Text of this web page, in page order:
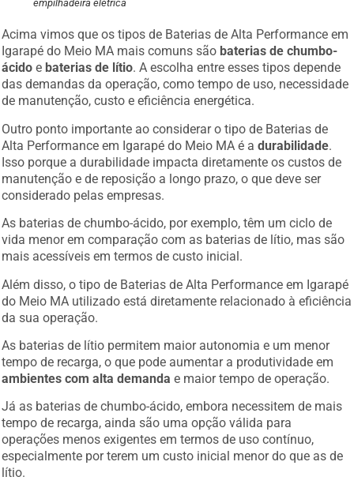
Acima vimos que os tipos de Baterias de Alta Performance em
Igarapé do Meio MA mais comuns são baterias de chumbo-
ácido e baterias de lítio . A escolha entre esses tipos depende
das demandas da operação, como tempo de uso, necessidade
de manutenção, custo e eficiência energética.
Outro ponto importante ao considerar o tipo de Baterias de
Alta Performance em Igarapé do Meio MA é adurabilidade
Isso porque a durabilidade impacta diretamente os custos de
manutenção e de reposição a longo prazo, o que deve ser
considerado pelas empresas.
As baterias de chumbo-ácido, por exemplo, têm um ciclo de
vida menor em comparação com as baterias de lítio, mas são
mais acessíveis em termos de custo inicial.
Além disso, o tipo de Baterias de Alta Performance em Igarapé
do Meio MA utilizado está diretamente relacionado à eficiência
da sua operação.
As baterias de lítio permitem maior autonomia e um menor
tempo de recarga, o que pode aumentar a produtividade em
ambientes com alta demanda e maior tempo de operação.
Já as baterias de chumbo-ácido, embora necessitem de mais
tempo de recarga, ainda são uma opção válida para
operações menos exigentes em termos de uso contínuo,
especialmente por terem um custo inicial menor do que as de
lítio.